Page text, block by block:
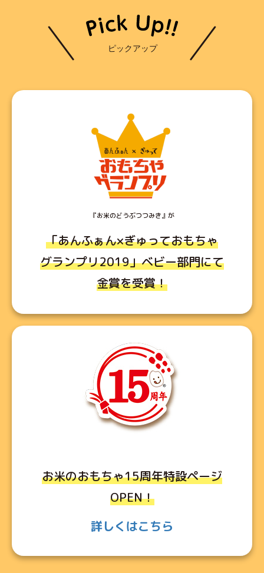
『お米のどうぶつつみき』が
「あんふぁん×ぎゅっておもちゃ
グランプリ2019」ベビー部門にて
金賞を受賞！
お米のおもちゃ15周年特設ページ
OPEN！
詳しくはこちら